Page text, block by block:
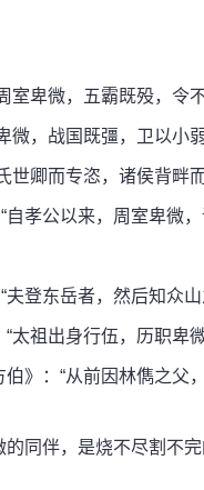
卑微，五霸既殁，令
，战国既彊，卫以小
卿而专恣，诸侯背畔
公以来，周室卑微，
东岳者，然后知众山
祖出身行伍，历职卑
：“从前因林儁之父
同伴，是烧不尽割不完